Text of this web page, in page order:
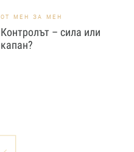
ОТ МЕН ЗА МЕН
Контролът – сила или
капан?